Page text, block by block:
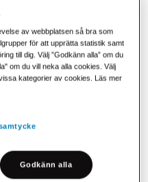
orderhantering
för fel.
av webbplatsen så bra som
för att upprätta statistik samt
till dig. Välj ”Godkänn alla” om du
om du vill neka alla cookies. Välj
kategorier av cookies. Läs mer
Godkänn alla